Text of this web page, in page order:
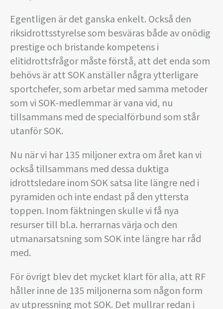
Egentligen är det ganska enkelt. Också den
riksidrottsstyrelse som besväras både av onödig
prestige och bristande kompetens i
elitidrottsfrågor måste förstå, att det enda som
behövs är att SOK anställer några ytterligare
sportchefer, som arbetar med samma metoder
som vi SOK-medlemmar är vana vid, nu
tillsammans med de specialförbund som står
utanför SOK.
Nu när vi har 135 miljoner extra om året kan vi
också tillsammans med dessa duktiga
idrottsledare inom SOK satsa lite längre ned i
pyramiden och inte endast på den yttersta
toppen. Inom fäktningen skulle vi få nya
resurser till bl.a. herrarnas värja och den
utmanarsatsning som SOK inte längre har råd
med.
För övrigt blev det mycket klart för alla, att RF
håller inne de 135 miljonerna som någon form
av utpressning mot SOK. Det mullrar redan i